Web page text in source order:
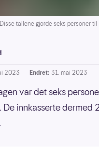
tallene gjorde seks personer
2023 Endret: 31. mai 2023
var det seks
De innkasserte